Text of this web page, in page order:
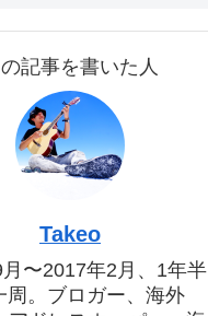
記事を書いた人
Takeo
〜2017年2月、1年半
周。ブロガー、海外